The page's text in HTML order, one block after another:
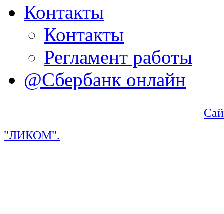
Контакты
Контакты
Регламент работы
@Сбербанк онлайн
"ЛИКОМ".